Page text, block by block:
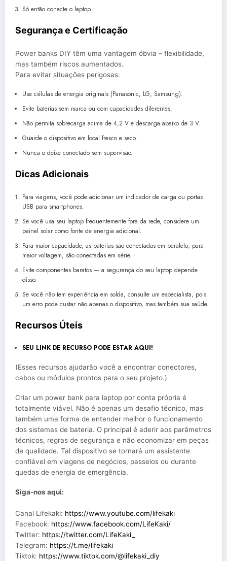
Só então conecte o laptop.
Segurança e Certificação
Power banks DIY têm uma vantagem óbvia – flexibilidade,
mas também riscos aumentados.
Para evitar situações perigosas:
Use células de energia originais (Panasonic, LG, Samsung).
Evite baterias sem marca ou com capacidades diferentes.
Não permita sobrecarga acima de 4,2 V e descarga abaixo de 3 V.
Guarde o dispositivo em local fresco e seco.
Nunca o deixe conectado sem supervisão.
Dicas Adicionais
Para viagens, você pode adicionar um indicador de carga ou portas
USB para smartphones.
Se você usa seu laptop frequentemente fora da rede, considere um
painel solar como fonte de energia adicional.
Para maior capacidade, as baterias são conectadas em paralelo; para
maior voltagem, são conectadas em série.
Evite componentes baratos — a segurança do seu laptop depende
disso.
Se você não tem experiência em solda, consulte um especialista, pois
um erro pode custar não apenas o dispositivo, mas também sua saúde.
Recursos Úteis
SEU LINK DE RECURSO PODE ESTAR AQUI!
(Esses recursos ajudarão você a encontrar conectores,
cabos ou módulos prontos para o seu projeto.)
Criar um power bank para laptop por conta própria é
totalmente viável. Não é apenas um desafio técnico, mas
também uma forma de entender melhor o funcionamento
dos sistemas de bateria. O principal é aderir aos parâmetros
técnicos, regras de segurança e não economizar em peças
de qualidade. Tal dispositivo se tornará um assistente
confiável em viagens de negócios, passeios ou durante
quedas de energia de emergência.
Siga-nos aqui:
Canal Lifekaki: https://www.youtube.com/lifekaki
Facebook: https://www.facebook.com/LifeKaki/
Twitter: https://twitter.com/LifeKaki_
Telegram: https://t.me/lifekaki
Tiktok: https://www.tiktok.com/@lifekaki_diy